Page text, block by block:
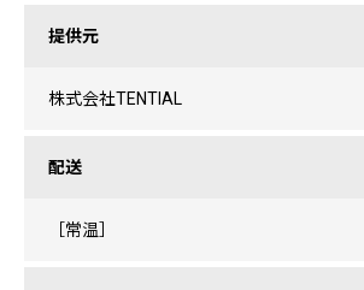
提供元
株式会社TENTIAL
配送
［常温］